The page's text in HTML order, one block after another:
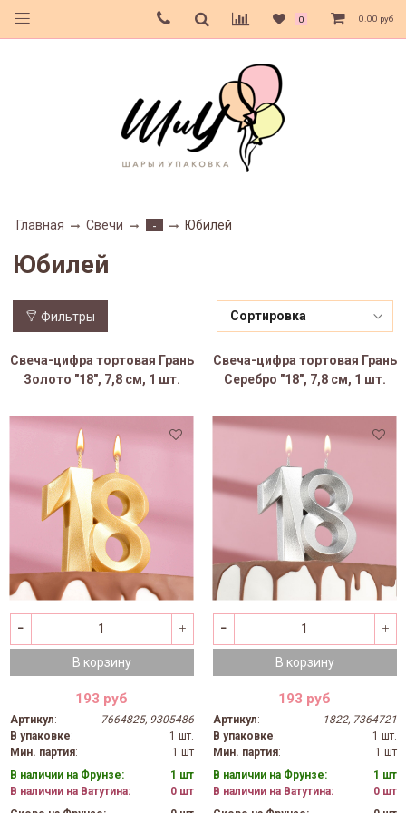
0 0.00 руб
Главная Свечи - Юбилей
Юбилей
Фильтры
Свеча-цифра тортовая Грань
Золото "18", 7,8 см, 1 шт.
В корзину
193 руб
Артикул:
7664825, 9305486
В упаковке:
1 шт.
Мин. партия:
1 шт
В наличии на Фрунзе:
1 шт
В наличии на Ватутина:
0 шт
Свеча-цифра тортовая Грань
Серебро "18", 7,8 см, 1 шт.
В корзину
193 руб
Артикул:
1822, 7364721
В упаковке:
1 шт.
Мин. партия:
1 шт
В наличии на Фрунзе:
1 шт
В наличии на Ватутина:
0 шт